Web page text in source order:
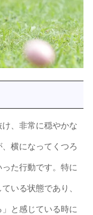
、非常に穏やかな
横になってくつろ
た行動です。特に
いる状態であり、
」と感じている時に